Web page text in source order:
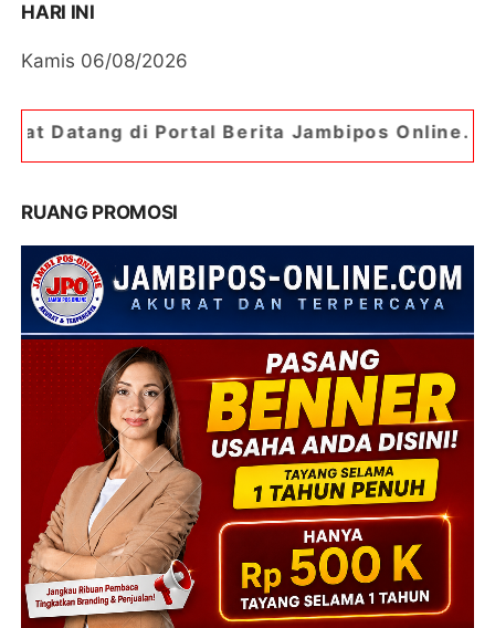
HARI INI
Kamis 06/08/2026
Berita Jambipos Online. Portal Berita
RUANG PROMOSI